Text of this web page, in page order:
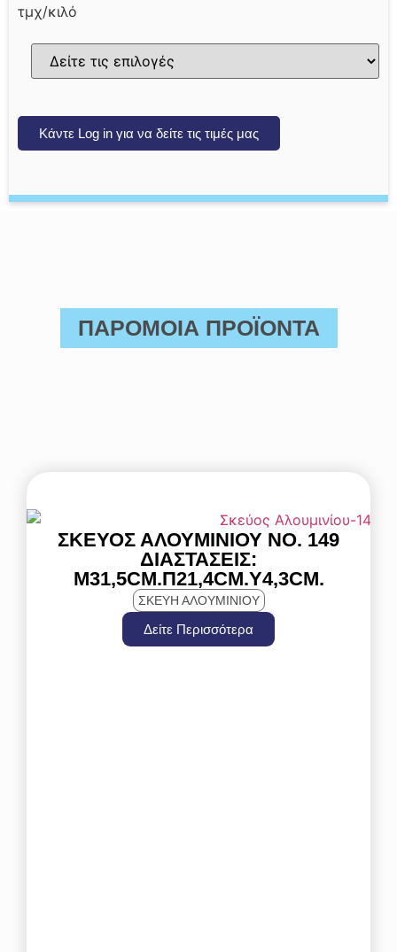
τμχ/κιλό
Κάντε Log in για να δείτε τις τιμές μας
ΠΑΡΟΜΟΙΑ ΠΡΟΪΟΝΤΑ
ΣΚΕΎΟΣ ΑΛΟΥΜΙΝΊΟΥ ΝΟ. 149
ΔΙΑΣΤΆΣΕΙΣ:
Μ31,5CM.Π21,4CM.Y4,3CM.
ΣΚΕΥΗ ΑΛΟΥΜΙΝΙΟΥ
Δείτε Περισσότερα